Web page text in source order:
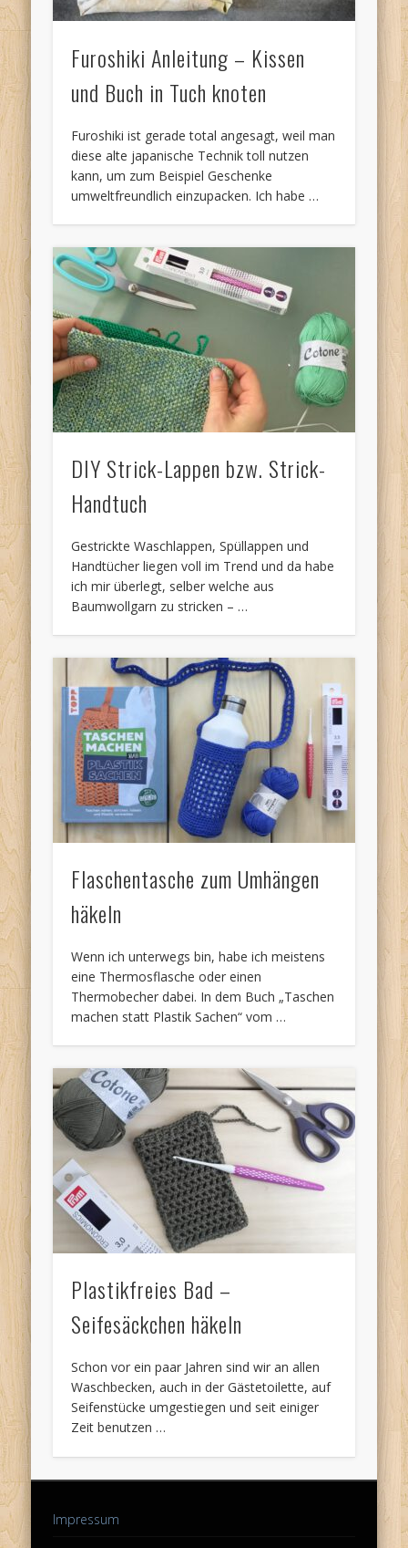
Furoshiki Anleitung – Kissen
und Buch in Tuch knoten
Furoshiki ist gerade total angesagt, weil man
diese alte japanische Technik toll nutzen
kann, um zum Beispiel Geschenke
umweltfreundlich einzupacken. Ich habe …
DIY Strick-Lappen bzw. Strick-
Handtuch
Gestrickte Waschlappen, Spüllappen und
Handtücher liegen voll im Trend und da habe
ich mir überlegt, selber welche aus
Baumwollgarn zu stricken – …
Flaschentasche zum Umhängen
häkeln
Wenn ich unterwegs bin, habe ich meistens
eine Thermosflasche oder einen
Thermobecher dabei. In dem Buch „Taschen
machen statt Plastik Sachen“ vom …
Plastikfreies Bad –
Seifesäckchen häkeln
Schon vor ein paar Jahren sind wir an allen
Waschbecken, auch in der Gästetoilette, auf
Seifenstücke umgestiegen und seit einiger
Zeit benutzen …
Impressum